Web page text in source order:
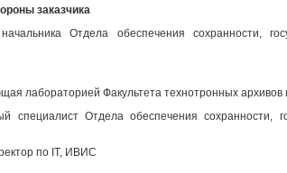
заказчика
Отдела обеспечения сохранности,
лабораторией Факультета технотронных архивов
Отдела обеспечения сохранности,
по IT, ИВИС